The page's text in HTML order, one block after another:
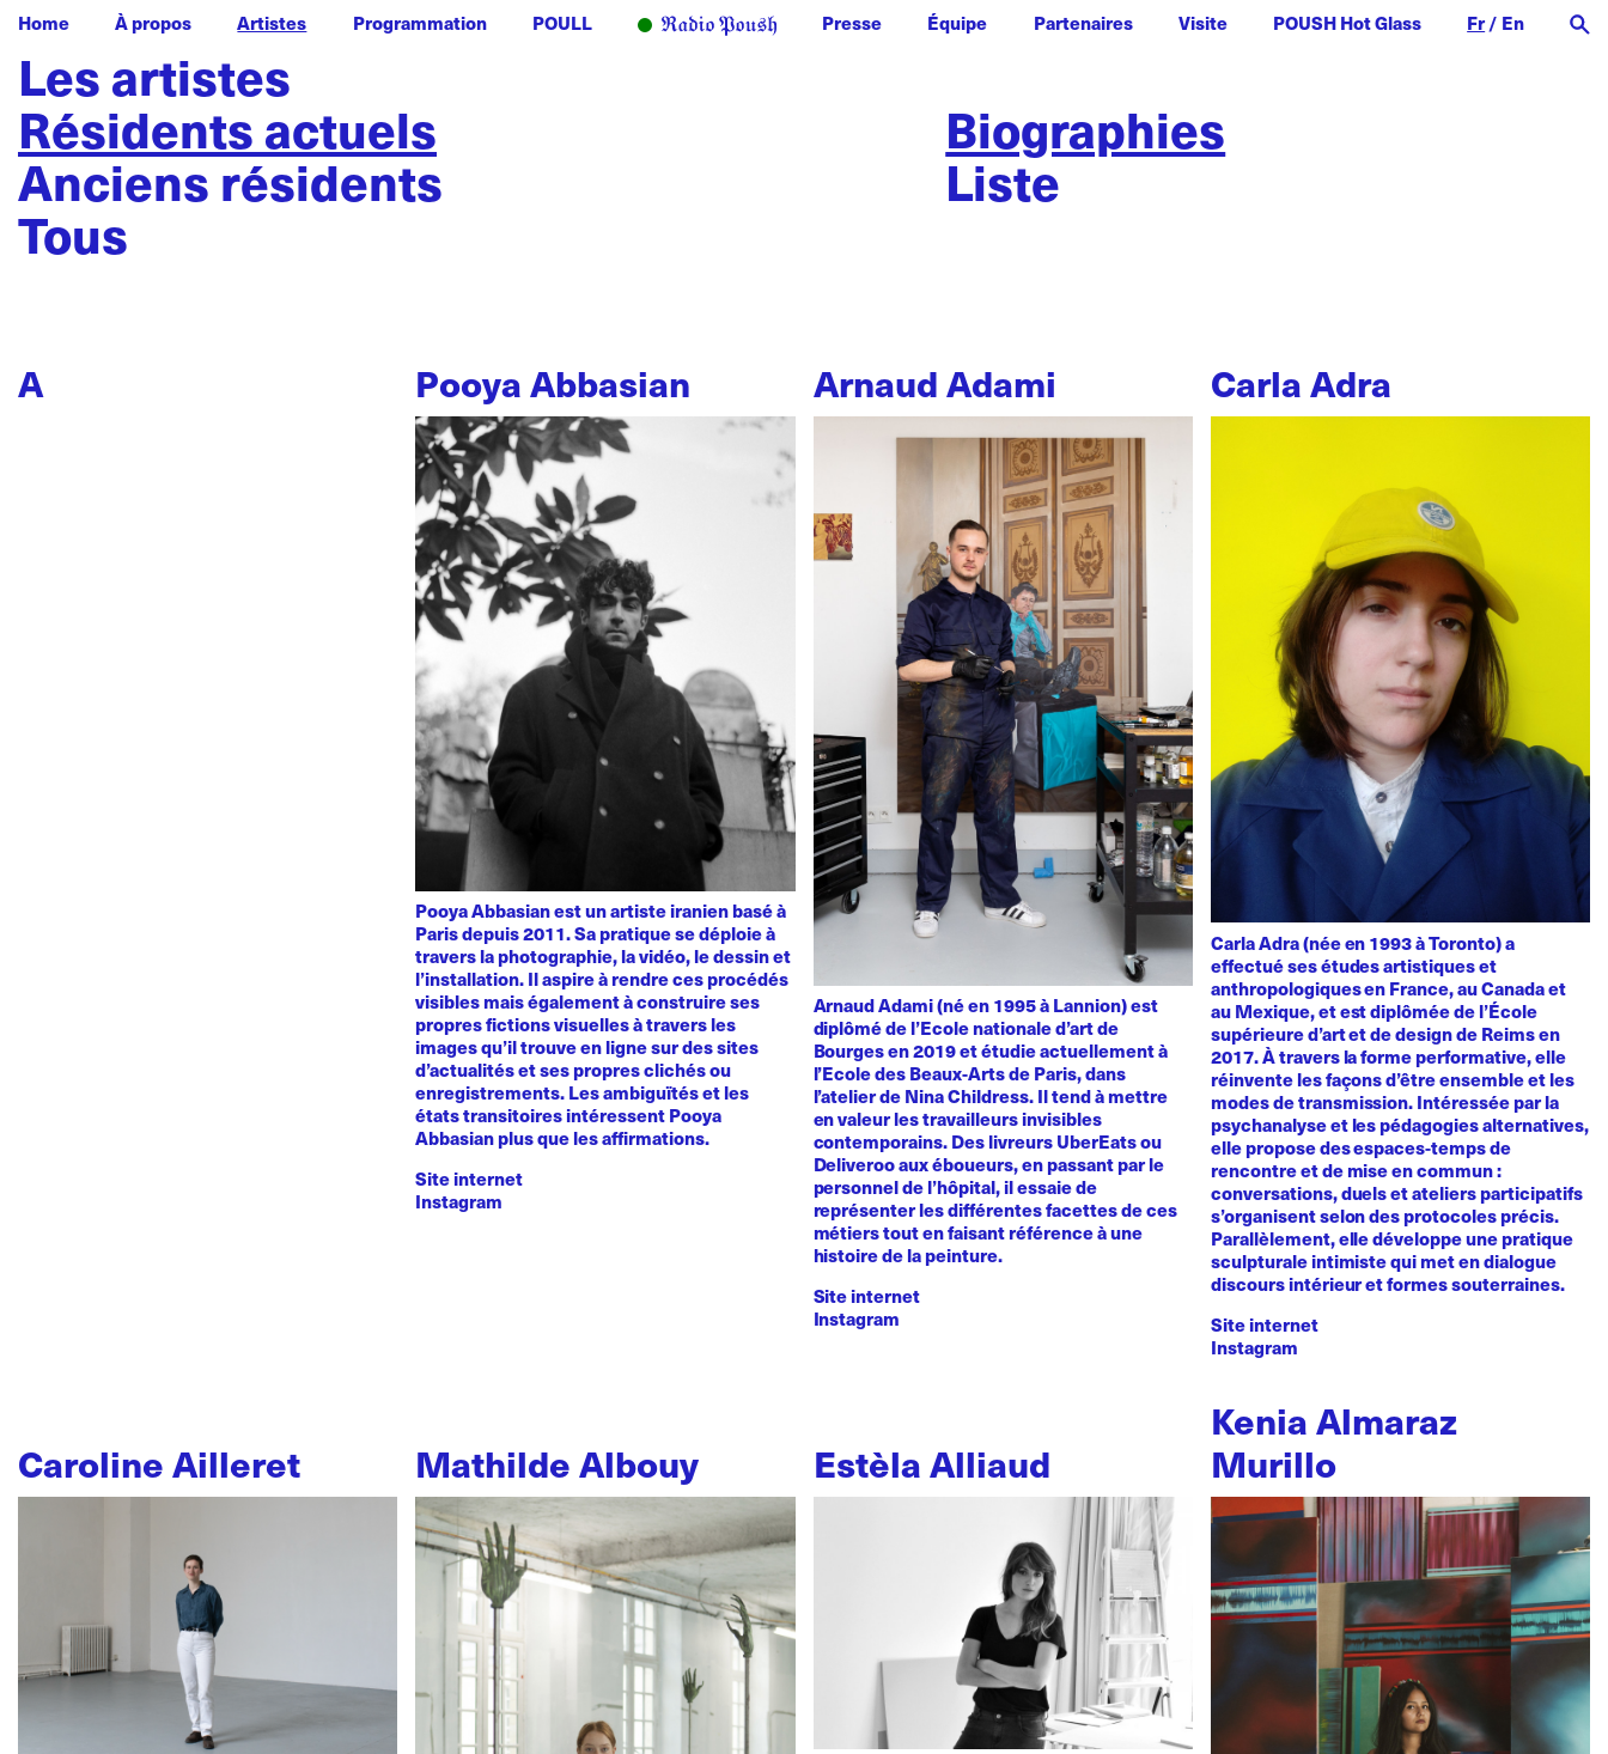
Home À propos Artistes Programmation POULL Presse Équipe Partenaires Visite POUSH Hot Glass Fr/ En
Les artistes
Résidents actuels
Anciens résidents
Tous
Biographies
Liste
A Pooya Abbasian
Pooya Abbasian est un artiste iranien basé à
Paris depuis 2011. Sa pratique se déploie à
travers la photographie, la vidéo, le dessin et
l’installation. Il aspire à rendre ces procédés
visibles mais également à construire ses
propres fictions visuelles à travers les
images qu’il trouve en ligne sur des sites
d’actualités et ses propres clichés ou
enregistrements. Les ambiguïtés et les
états transitoires intéressent Pooya
Abbasian plus que les affirmations.
Site internet
Instagram
Arnaud Adami
Arnaud Adami (né en 1995 à Lannion) est
diplômé de l’Ecole nationale d’art de
Bourges en 2019 et étudie actuellement à
l’Ecole des Beaux-Arts de Paris, dans
l’atelier de Nina Childress. Il tend à mettre
en valeur les travailleurs invisibles
contemporains. Des livreurs UberEats ou
Deliveroo aux éboueurs, en passant par le
personnel de l’hôpital, il essaie de
représenter les différentes facettes de ces
métiers tout en faisant référence à une
histoire de la peinture.
Site internet
Instagram
Carla Adra
Carla Adra (née en 1993 à Toronto) a
effectué ses études artistiques et
anthropologiques en France, au Canada et
au Mexique, et est diplômée de l’École
supérieure d’art et de design de Reims en
2017. À travers la forme performative, elle
réinvente les façons d’être ensemble et les
modes de transmission. Intéressée par la
psychanalyse et les pédagogies alternatives,
elle propose des espaces-temps de
rencontre et de mise en commun :
conversations, duels et ateliers participatifs
s’organisent selon des protocoles précis.
Parallèlement, elle développe une pratique
sculpturale intimiste qui met en dialogue
discours intérieur et formes souterraines.
Site internet
Instagram
Caroline Ailleret Mathilde Albouy Estèla Alliaud
Kenia Almaraz
Murillo